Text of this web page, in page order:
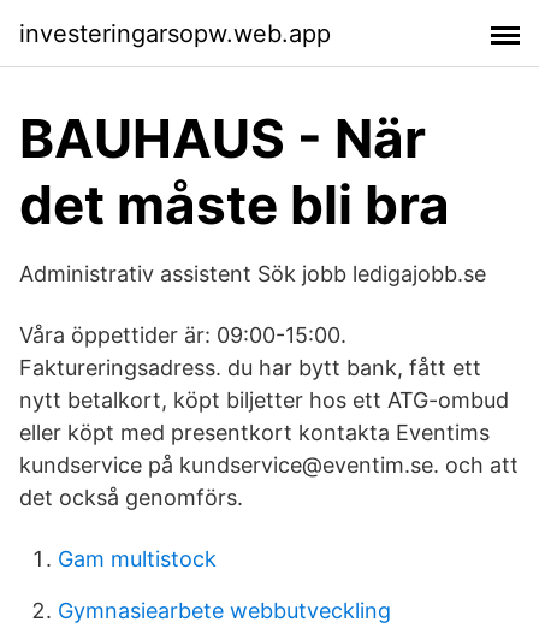
investeringarsopw.web.app
BAUHAUS - När
det måste bli bra
Administrativ assistent Sök jobb ledigajobb.se
Våra öppettider är: 09:00-15:00.
Faktureringsadress. du har bytt bank, fått ett
nytt betalkort, köpt biljetter hos ett ATG-ombud
eller köpt med presentkort kontakta Eventims
kundservice på kundservice@eventim.se. och att
det också genomförs.
Gam multistock
Gymnasiearbete webbutveckling